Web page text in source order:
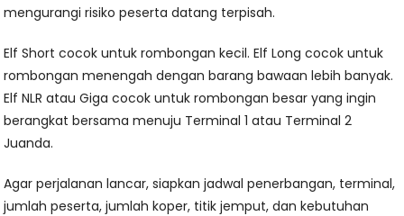
mengurangi risiko peserta datang terpisah.
Elf Short cocok untuk rombongan kecil. Elf Long cocok untuk
rombongan menengah dengan barang bawaan lebih banyak.
Elf NLR atau Giga cocok untuk rombongan besar yang ingin
berangkat bersama menuju Terminal 1 atau Terminal 2
Juanda.
Agar perjalanan lancar, siapkan jadwal penerbangan, terminal,
jumlah peserta, jumlah koper, titik jemput, dan kebutuhan